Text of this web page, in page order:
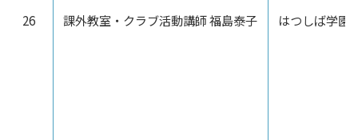
26 課外教室・クラブ活動講師 福島泰子 はつしば学園